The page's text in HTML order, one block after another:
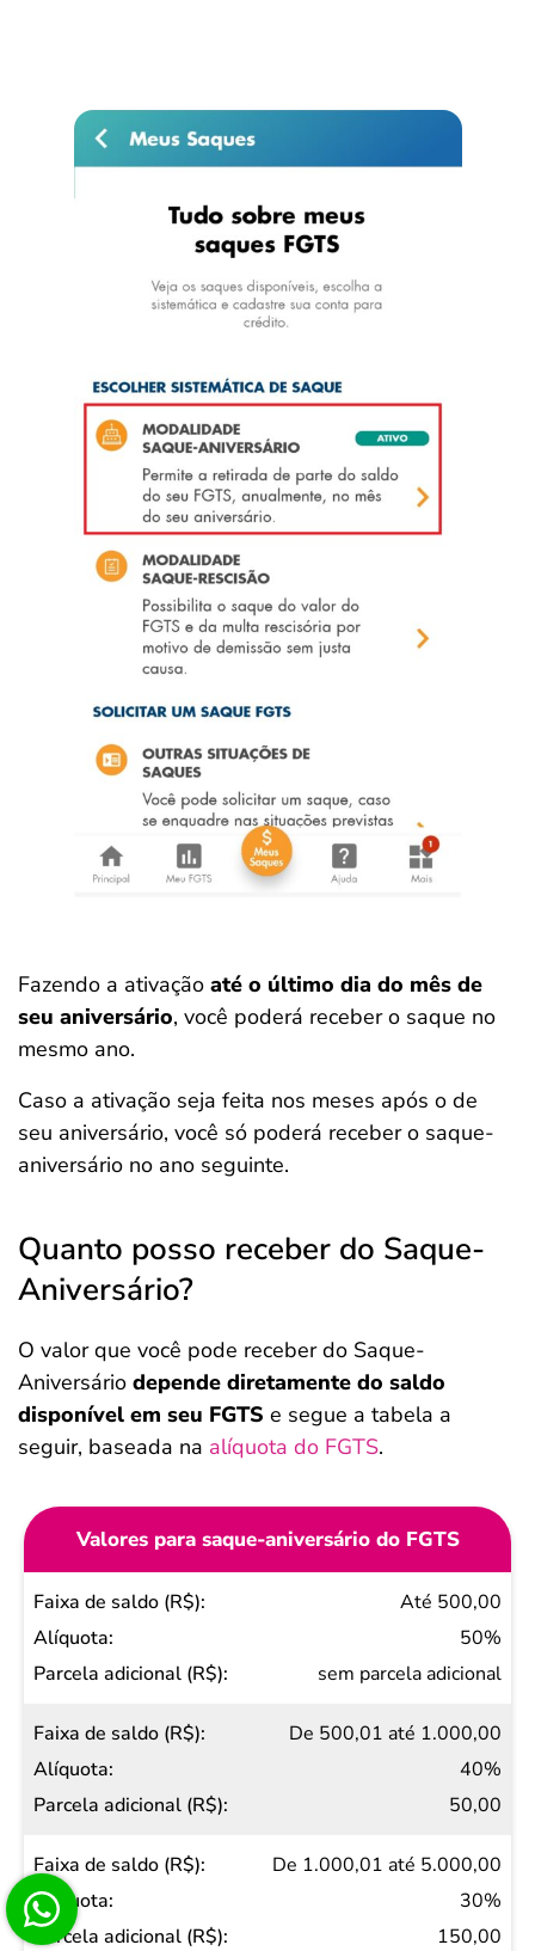
Fazendo a ativação até o último dia do mês de
seu aniversário, você poderá receber o saque no
mesmo ano.
Caso a ativação seja feita nos meses após o de
seu aniversário, você só poderá receber o saque-
aniversário no ano seguinte.
Quanto posso receber do Saque-
Aniversário?
O valor que você pode receber do Saque-
Aniversário depende diretamente do saldo
disponível em seu FGTS e segue a tabela a
seguir, baseada na alíquota do FGTS.
Valores para saque-aniversário do FGTS
Faixa
de
saldo
Alíquota
Parcela
adicional
(R$)
Até 500,00
50%
sem parcela adicional
De 500,01 até 1.000,00
40%
50,00
De 1.000,01 até 5.000,00
30%
150,00